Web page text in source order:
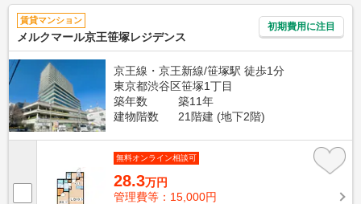
賃貸マンション
メルクマール京王笹塚レジデンス
初期費用に注目
京王線・京王新線/笹塚駅 徒歩1分
東京都渋谷区笹塚1丁目
築年数
築11年
建物階数
21階建 (地下2階)
無料オンライン相談可
28.3万円
管理費等：15,000円